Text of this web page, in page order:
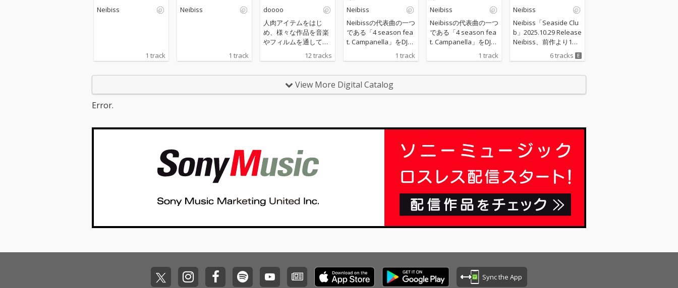
Neibiss
1 track
Neibiss
1 track
doooo
人肉アイテムをはじ
め、様々な作品を音楽
やフィルムを通して世
に送り出してきたアー
ティスト、doooo a.k.
OTHER FACTORY / Cre
ativeDrugStore）の約
座DOPENESS、PES、
ら多数のゲストが参
加！ 人肉アイテムをは
じめ、様々な作品を音
ッドでポップな切り口
カ（MOTHER FACTORY
の約4年ぶりとなる待
望の新作、3rd Album
12 tracks
Neibiss
Neibissの代表曲の一つ
である「4 season fea
t. Campanella」をDJと
がダンスホール／ダ
クスは、MaL a.k.a. Pri
mal Dub）した「4 sea
1 track
Neibiss
Neibissの代表曲の一つ
である「4 season fea
t. Campanella」をDJと
がダンスホール／ダ
1 track
Neibiss
Neibiss「Seaside Clu
b」2025.10.29 Release
Neibiss、前作より1年
8ヶ月ぶりの新作は、
ラテン・ダンスミュー
nella、森（どんぐり
s、前作「Daydream
Marker」より1年8ヶ月
Club」。 クンビア、レ
ゲトン、デンボー、バ
イレファンキ、クンビ
ア...etc ラテン・ダン
スミュージックに急接
ス部分はオールドスク
要素を配したNeibiss二
人によるトラックに、
6 tracks
View More Digital Catalog
Error.
Sync the App